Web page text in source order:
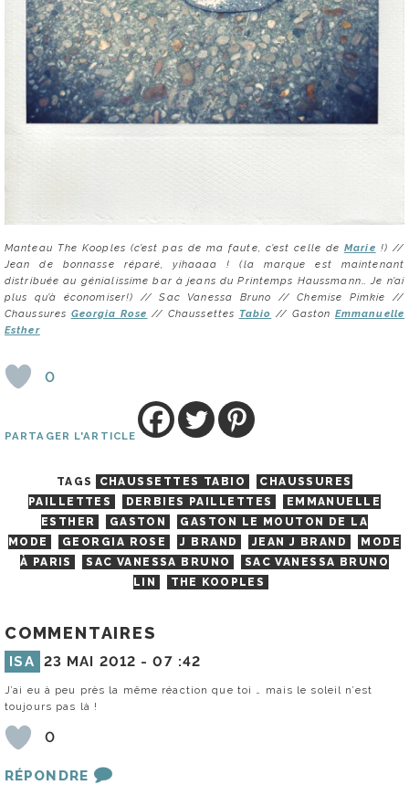
Manteau The Kooples (c’est pas de ma faute, c’est celle deMarie !) //
Jean de bonnasse réparé, yihaaaa ! (la marque est maintenant
distribuée au génialissime bar à jeans du Printemps Haussmann… Je n’ai
plus qu’à économiser!) // Sac Vanessa Bruno // Chemise Pimkie //
Chaussures Georgia Rose // Chaussettes Tabio // Gaston Emmanuelle
Esther
0
PARTAGER L'ARTICLE
TAGS CHAUSSETTES TABIO
CHAUSSURES
PAILLETTES
DERBIES PAILLETTES
EMMANUELLE
ESTHER
GASTON
GASTON LE MOUTON DE LA
MODE
GEORGIA ROSE J BRAND JEAN J BRAND
MODE
À PARIS
SAC VANESSA BRUNO
SAC VANESSA BRUNO
LIN
THE KOOPLES
COMMENTAIRES
ISA 23 MAI 2012 -07 :42
J’ai eu à peu près la même réaction que toi … mais le soleil n’est
toujours pas là !
0
RÉPONDRE